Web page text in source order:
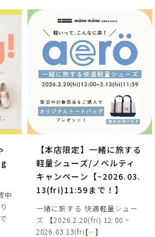
中
【本店限定】一緒に旅する
軽量シューズ/ノベルティ
キャンペーン【~2026.03.
13(fri)11:59まで！】
一緒に旅する 快適軽量シュー
ズ 【2026.2.20(fri) 12:00 ~
2026.03.13(fri[…]
んで検索する